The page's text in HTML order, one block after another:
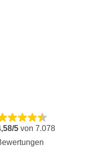
5 von 7.078